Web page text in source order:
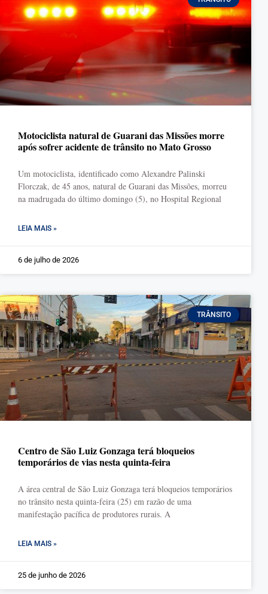
Motociclista natural de Guarani das Missões morre
após sofrer acidente de trânsito no Mato Grosso
Um motociclista, identificado como Alexandre Palinski
Florczak, de 45 anos, natural de Guarani das Missões, morreu
na madrugada do último domingo (5), no Hospital Regional
LEIA MAIS »
6 de julho de 2026
TRÂNSITO
Centro de São Luiz Gonzaga terá bloqueios
temporários de vias nesta quinta-feira
A área central de São Luiz Gonzaga terá bloqueios temporários
no trânsito nesta quinta-feira (25) em razão de uma
manifestação pacífica de produtores rurais. A
LEIA MAIS »
25 de junho de 2026